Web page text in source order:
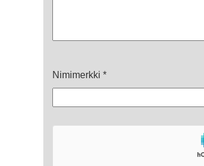
Nimimerkki *